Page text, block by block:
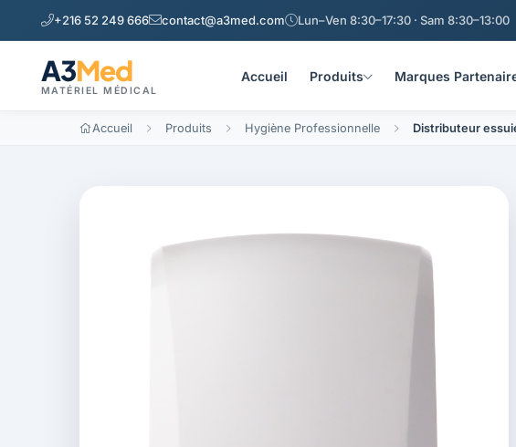
+216 52 249 666 contact@a3med.com Lun–Ven 8:30–17:30 · Sam 8:30–13:00
A3Med
MATÉRIEL MÉDICAL
Accueil Produits Marques
Accueil Produits Hygiène Professionnelle Distributeur